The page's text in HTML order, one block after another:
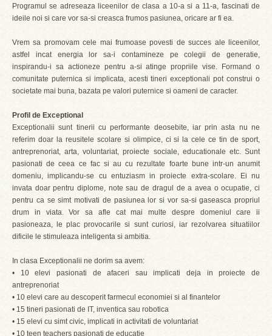
Programul se adreseaza liceenilor de clasa a 10-a si a 11-a, fascinati de
ideile noi si care vor sa-si creasca frumos pasiunea, oricare ar fi ea.
Vrem sa promovam cele mai frumoase povesti de succes ale liceenilor,
astfel incat energia lor sa-i contamineze pe colegii de generatie,
inspirandu-i sa actioneze pentru a-si atinge propriile vise. Formand o
comunitate puternica si implicata, acesti tineri exceptionali pot construi o
societate mai buna, bazata pe valori puternice si oameni de caracter.
Profil de Exceptional
Exceptionalii sunt tinerii cu performante deosebite, iar prin asta nu ne
referim doar la reusitele scolare si olimpice, ci si la cele ce tin de sport,
antreprenoriat, arta, voluntariat, proiecte sociale, educationale etc. Sunt
pasionati de ceea ce fac si au cu rezultate foarte bune intr-un anumit
domeniu, implicandu-se cu entuziasm in proiecte extra-scolare. Ei nu
invata doar pentru diplome, note sau de dragul de a avea o ocupatie, ci
pentru ca se simt motivati de pasiunea lor si vor sa-si gaseasca propriul
drum in viata. Vor sa afle cat mai multe despre domeniul care ii
pasioneaza, le plac provocarile si sunt curiosi, iar rezolvarea situatiilor
dificile le stimuleaza inteligenta si ambitia.
In clasa Exceptionalii ne dorim sa avem:
• 10 elevi pasionati de afaceri sau implicati deja in proiecte de
antreprenoriat
• 10 elevi care au descoperit farmecul economiei si al finantelor
• 15 tineri pasionati de IT, inventica sau robotica
• 15 elevi cu simt civic, implicati in activitati de voluntariat
• 10 teen teachers pasionati de educatie